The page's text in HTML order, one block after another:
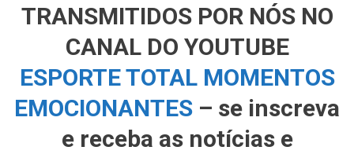
TRANSMITIDOS POR NÓS NO
CANAL DO YOUTUBE
ESPORTE TOTAL MOMENTOS
EMOCIONANTES – se inscreva
e receba as notícias e